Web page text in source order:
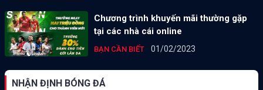
Chương trình khuyến mãi thường gặp
tại các nhà cái online
BẠN CẦN BIẾT 01/02/2023
NHẬN ĐỊNH BÓNG ĐÁ